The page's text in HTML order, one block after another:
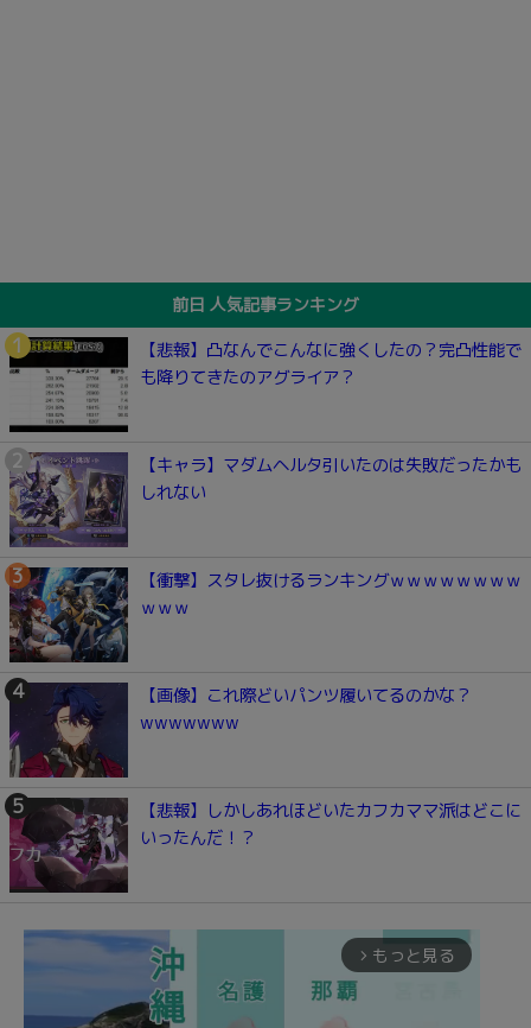
前日 人気記事ランキング
【悲報】凸なんでこんなに強くしたの？完凸性能で
も降りてきたのアグライア？
【キャラ】マダムヘルタ引いたのは失敗だったかも
しれない
【衝撃】スタレ抜けるランキングｗｗｗｗｗｗｗｗ
ｗｗｗ
【画像】これ際どいパンツ履いてるのかな？
wwwwwww
【悲報】しかしあれほどいたカフカママ派はどこに
いったんだ！？
arrow_forward_ios もっと見る